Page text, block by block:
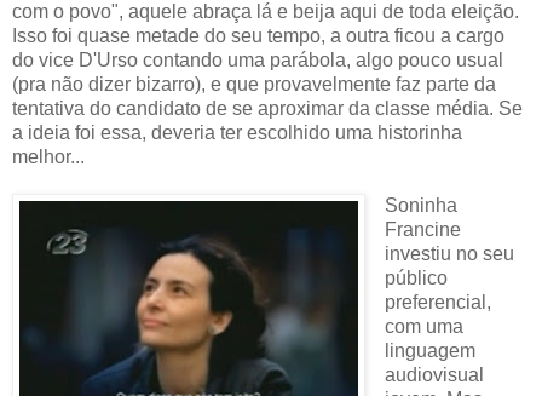
com o povo", aquele abraça lá e beija aqui de toda eleição.
Isso foi quase metade do seu tempo, a outra ficou a cargo
do vice D'Urso contando uma parábola, algo pouco usual
(pra não dizer bizarro), e que provavelmente faz parte da
tentativa do candidato de se aproximar da classe média. Se
a ideia foi essa, deveria ter escolhido uma historinha
melhor...
Soninha
Francine
investiu no seu
público
preferencial,
com uma
linguagem
audiovisual